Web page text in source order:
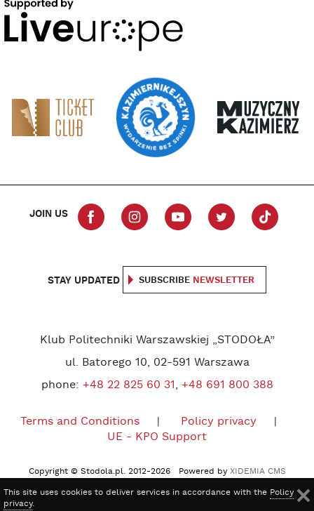
JOIN US
STAY UPDATED SUBSCRIBE NEWSLETTER
Klub Politechniki Warszawskiej „STODOŁA”
ul. Batorego 10, 02-591 Warszawa
phone: +48 22 825 60 31, +48 691 800 388
Terms and Conditions
Policy privacy
UE - KPO Support
Copyright © Stodola.pl. 2012-2026 Powered by XIDEMIA CMS
This site uses cookies to deliver services in accordance with the Policy
privacy.